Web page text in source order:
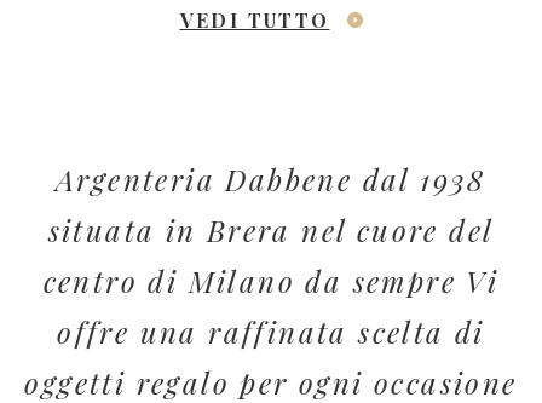
VEDI TUTTO
Argenteria Dabbene dal 1938
situata in Brera nel cuore del
centro di Milano da sempre Vi
offre una raffinata scelta di
oggetti regalo per ogni occasione